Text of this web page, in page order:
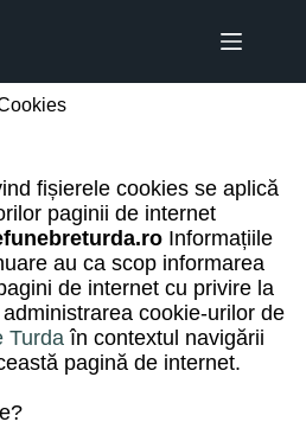
fișierele cookies se aplică
paginii de internet
Informațiile
au ca scop informarea
de internet cu privire la
cookie-urilor de
Turda în contextul navigării
pagină de internet.